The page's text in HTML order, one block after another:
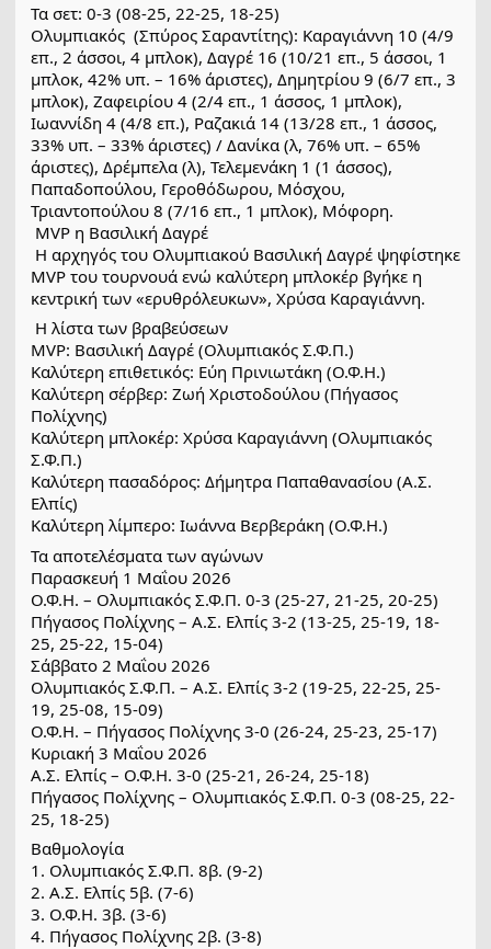
Τα σετ: 0-3 (08-25, 22-25, 18-25)
Ολυμπιακός  (Σπύρος Σαραντίτης): Καραγιάννη 10 (4/9
επ., 2 άσσοι, 4 μπλοκ), Δαγρέ 16 (10/21 επ., 5 άσσοι, 1
μπλοκ, 42% υπ. – 16% άριστες), Δημητρίου 9 (6/7 επ., 3
μπλοκ), Ζαφειρίου 4 (2/4 επ., 1 άσσος, 1 μπλοκ),
Ιωαννίδη 4 (4/8 επ.), Ραζακιά 14 (13/28 επ., 1 άσσος,
33% υπ. – 33% άριστες) / Δανίκα (λ, 76% υπ. – 65%
άριστες), Δρέμπελα (λ), Τελεμενάκη 1 (1 άσσος),
Παπαδοπούλου, Γεροθόδωρου, Μόσχου,
Τριαντοπούλου 8 (7/16 επ., 1 μπλοκ), Μόφορη.
MVP η Βασιλική Δαγρέ
MVP του τουρνουά ενώ καλύτερη μπλοκέρ βγήκε η
κεντρική των «ερυθρόλευκων», Χρύσα Καραγιάννη.
Η λίστα των βραβεύσεων
MVP: Βασιλική Δαγρέ (Ολυμπιακός Σ.Φ.Π.)
Καλύτερη επιθετικός: Εύη Πρινιωτάκη (Ο.Φ.Η.)
Καλύτερη σέρβερ: Ζωή Χριστοδούλου (Πήγασος
Πολίχνης)
Καλύτερη μπλοκέρ: Χρύσα Καραγιάννη (Ολυμπιακός
Σ.Φ.Π.)
Καλύτερη πασαδόρος: Δήμητρα Παπαθανασίου (Α.Σ.
Ελπίς)
Καλύτερη λίμπερο: Ιωάννα Βερβεράκη (Ο.Φ.Η.)
Τα αποτελέσματα των αγώνων
Παρασκευή 1 Μαΐου 2026
Ο.Φ.Η. – Ολυμπιακός Σ.Φ.Π. 0-3 (25-27, 21-25, 20-25)
Πήγασος Πολίχνης – Α.Σ. Ελπίς 3-2 (13-25, 25-19, 18-
25, 25-22, 15-04)
Σάββατο 2 Μαΐου 2026
Ολυμπιακός Σ.Φ.Π. – Α.Σ. Ελπίς 3-2 (19-25, 22-25, 25-
19, 25-08, 15-09)
Ο.Φ.Η. – Πήγασος Πολίχνης 3-0 (26-24, 25-23, 25-17)
Κυριακή 3 Μαΐου 2026
Α.Σ. Ελπίς – Ο.Φ.Η. 3-0 (25-21, 26-24, 25-18)
Πήγασος Πολίχνης – Ολυμπιακός Σ.Φ.Π. 0-3 (08-25, 22-
25, 18-25)
Βαθμολογία
1. Ολυμπιακός Σ.Φ.Π. 8β. (9-2)
2. Α.Σ. Ελπίς 5β. (7-6)
3. Ο.Φ.Η. 3β. (3-6)
4. Πήγασος Πολίχνης 2β. (3-8)